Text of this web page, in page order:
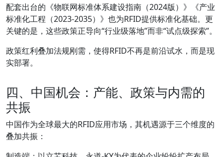
配套出台的《物联网标准体系建设指南（2024版）》《产业
标准化工程（2023-2035）》也为RFID提供标准化基础。更
关键的是，这些政策正导向“行业级落地”而非“试点级探索”。
政策红利叠加法规刚需，使得RFID不再是前沿试水，而是现
实部署。
四、中国机会：产能、政策与内需的
共振
中国作为全球最大的RFID应用市场，其机遇源于三个维度的
叠加共振：